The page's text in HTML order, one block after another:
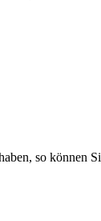
so können